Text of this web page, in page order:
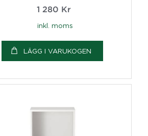
1 280 Kr
inkl. moms
LÄGG I VARUKOGEN